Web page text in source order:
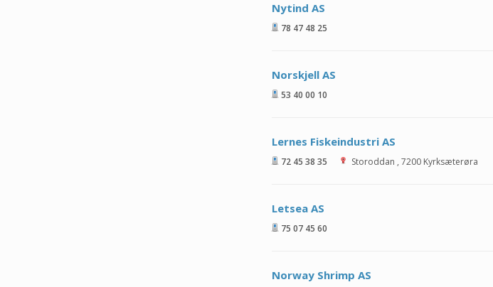
Nytind AS
78 47 48 25
Norskjell AS
53 40 00 10
Lernes Fiskeindustri AS
72 45 38 35 Storoddan , 7200 Kyrksæterøra
Letsea AS
75 07 45 60
Norway Shrimp AS